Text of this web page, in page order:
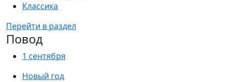
Классика
Перейти в раздел
Повод
1 сентября
Новый год